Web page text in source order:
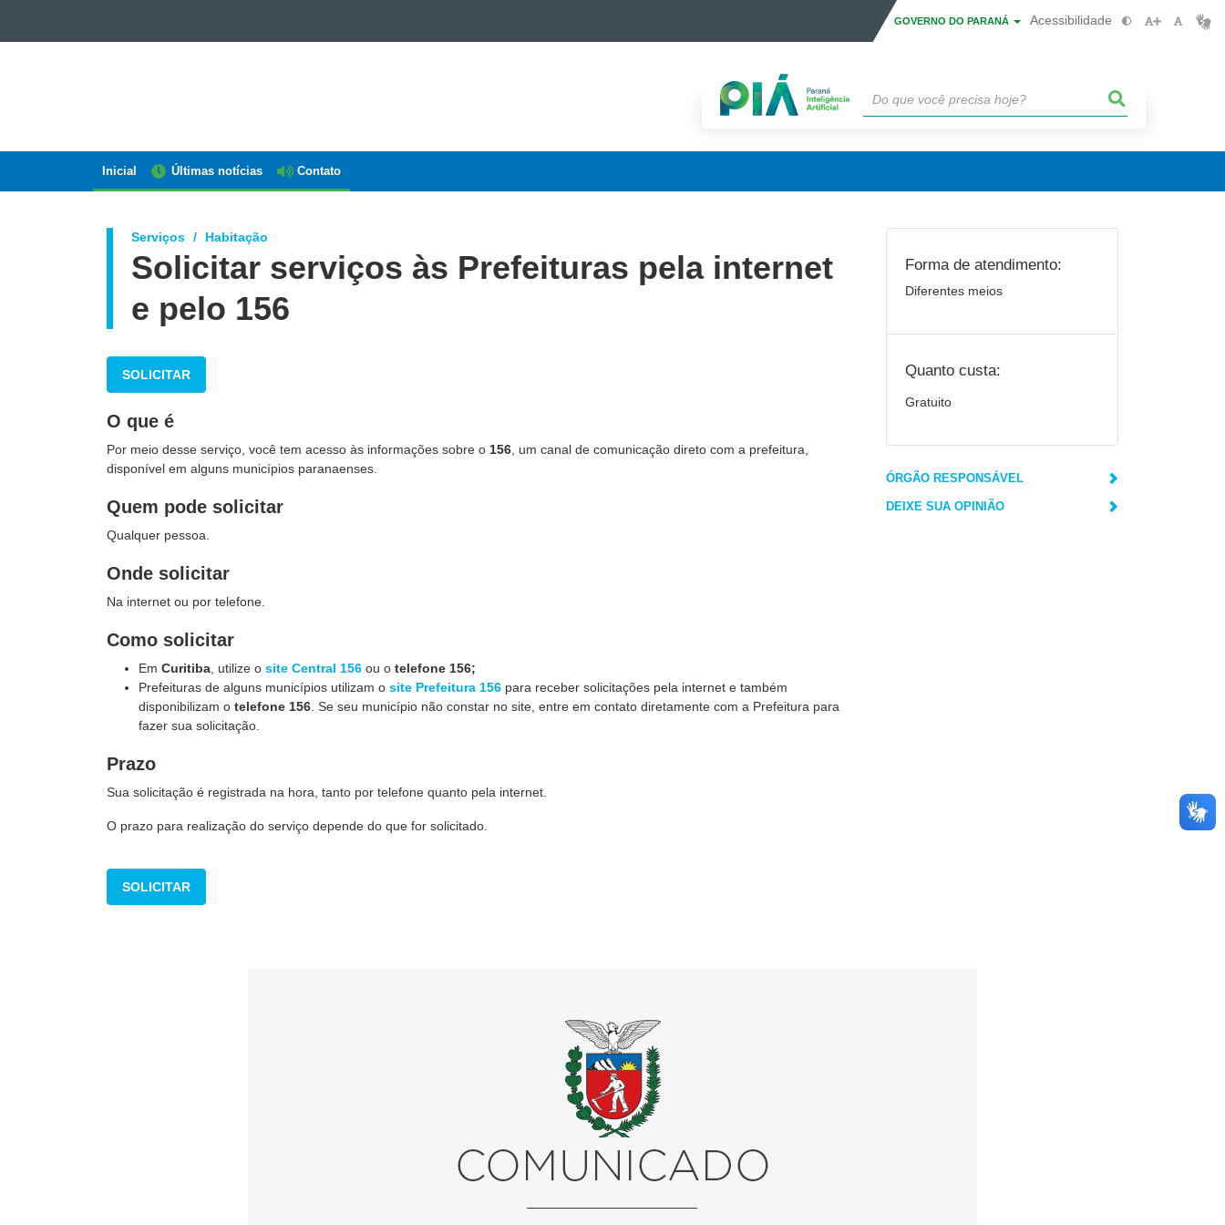
GOVERNO DO PARANÁ Acessibilidade
PARANÁ
Navegação
Inicial Últimas notícias Contato
Serviços Habitação
Solicitar serviços às Prefeituras pela internet
e pelo 156
SOLICITAR
O que é
Por meio desse serviço, você tem acesso às informações sobre o 156 , um canal de comunicação direto com a prefeitura,
disponível em alguns municípios paranaenses.
Quem pode solicitar
Qualquer pessoa.
Onde solicitar
Na internet ou por telefone.
Como solicitar
Em Curitiba , utilize o site Central 156 ou o telefone 156;
Prefeituras de alguns municípios utilizam o site Prefeitura 156 para receber solicitações pela internet e também
disponibilizam o telefone 156 . Se seu município não constar no site, entre em contato diretamente com a Prefeitura para
fazer sua solicitação.
Prazo
Sua solicitação é registrada na hora, tanto por telefone quanto pela internet.
O prazo para realização do serviço depende do que for solicitado.
SOLICITAR
Forma de atendimento:
Diferentes meios
Quanto custa:
Gratuito
ÓRGÃO RESPONSÁVEL
DEIXE SUA OPINIÃO